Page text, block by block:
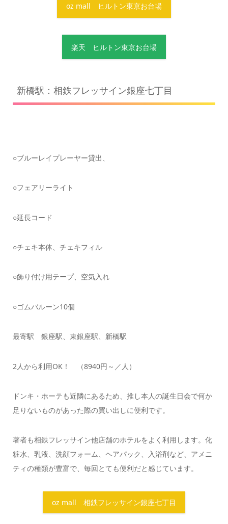
oz mall ヒルトン東京お台場
楽天 ヒルトン東京お台場
新橋駅：相鉄フレッサイン銀座七丁目
○ブルーレイプレーヤー貸出、
○フェアリーライト
○延長コード
○チェキ本体、チェキフィル
○飾り付け用テープ、空気入れ
○ゴムバルーン10個
最寄駅 銀座駅、東銀座駅、新橋駅
2人から利用OK！ （8940円～／人）
ドンキ・ホーテも近隣にあるため、推し本人の誕生日会で何か
足りないものがあった際の買い出しに便利です。
著者も相鉄フレッサイン他店舗のホテルをよく利用します。化
粧水、乳液、洗顔フォーム、ヘアパック、入浴剤など、アメニ
ティの種類が豊富で、毎回とても便利だと感じています。
oz mall 相鉄フレッサイン銀座七丁目